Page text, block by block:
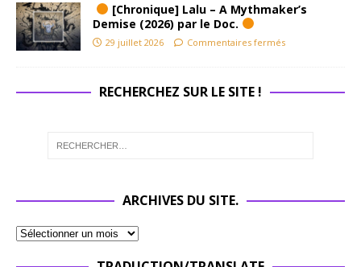
[Chronique] Lalu – A Mythmaker’s
Demise (2026) par le Doc.
29 juillet 2026 Commentaires fermés
RECHERCHEZ SUR LE SITE !
ARCHIVES DU SITE.